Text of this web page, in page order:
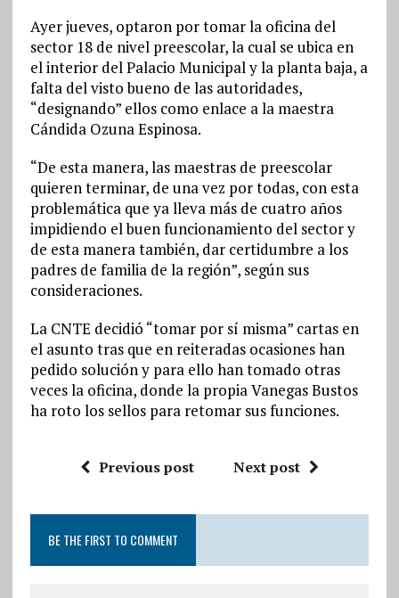
Ayer jueves, optaron por tomar la oficina del
sector 18 de nivel preescolar, la cual se ubica en
el interior del Palacio Municipal y la planta baja, a
falta del visto bueno de las autoridades,
“designando” ellos como enlace a la maestra
Cándida Ozuna Espinosa.
“De esta manera, las maestras de preescolar
quieren terminar, de una vez por todas, con esta
problemática que ya lleva más de cuatro años
impidiendo el buen funcionamiento del sector y
de esta manera también, dar certidumbre a los
padres de familia de la región”, según sus
consideraciones.
La CNTE decidió “tomar por sí misma” cartas en
el asunto tras que en reiteradas ocasiones han
pedido solución y para ello han tomado otras
veces la oficina, donde la propia Vanegas Bustos
ha roto los sellos para retomar sus funciones.
Previous post Next post
BE THE FIRST TO COMMENT